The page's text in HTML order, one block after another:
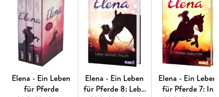
Elena - Ein Leben
für Pferde
Elena - Ein Leben
für Pferde 8: Lebe
Elena - Ein Leben
für Pferde 7: In